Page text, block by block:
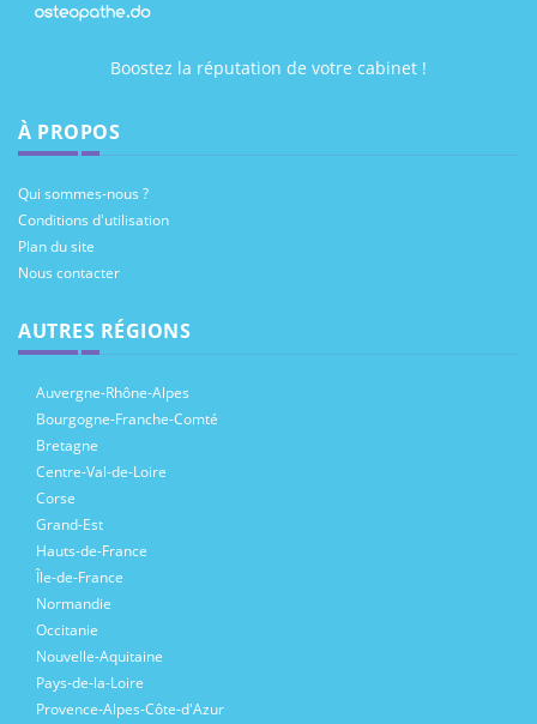
Boostez la réputation de votre cabinet !
À PROPOS
Qui sommes-nous ?
Conditions d'utilisation
Plan du site
Nous contacter
AUTRES RÉGIONS
Auvergne-Rhône-Alpes
Bourgogne-Franche-Comté
Bretagne
Centre-Val-de-Loire
Corse
Grand-Est
Hauts-de-France
Île-de-France
Normandie
Occitanie
Nouvelle-Aquitaine
Pays-de-la-Loire
Provence-Alpes-Côte-d'Azur